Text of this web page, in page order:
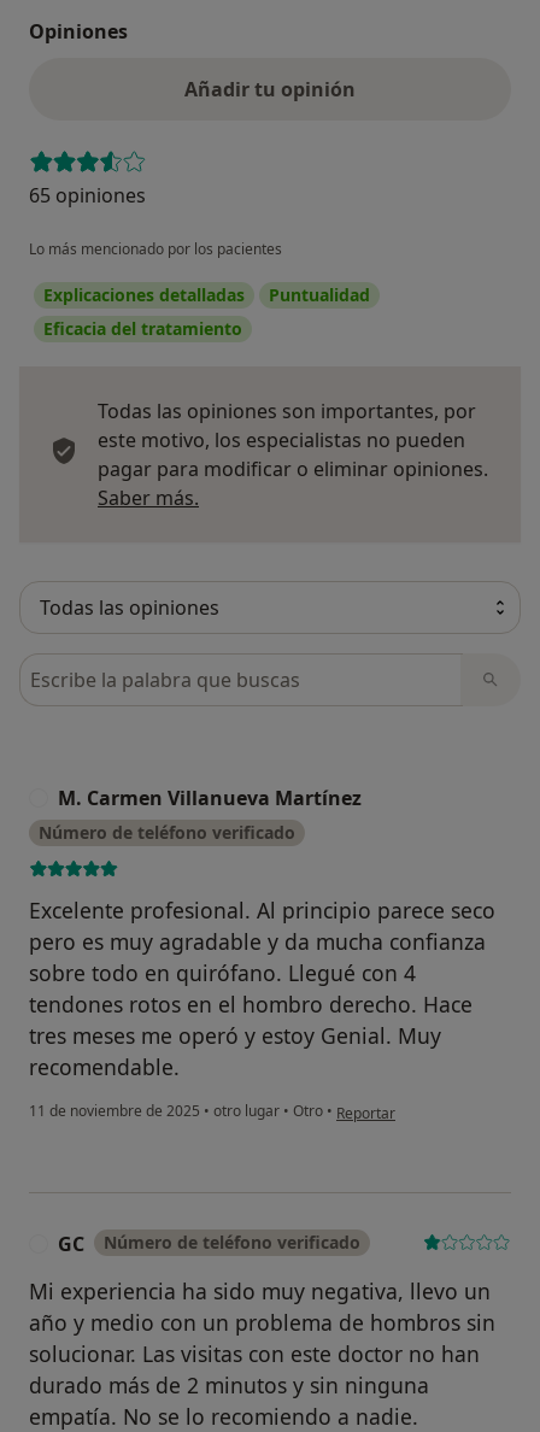
Opiniones
Añadir tu opinión
65 opiniones
Lo más mencionado por los pacientes
Explicaciones detalladas
Puntualidad
Eficacia del tratamiento
Todas las opiniones son importantes, por
este motivo, los especialistas no pueden
pagar para modificar o eliminar opiniones.
Saber más.
Busca en opiniones
M. Carmen Villanueva Martínez
Número de teléfono verificado
Excelente profesional. Al principio parece seco
pero es muy agradable y da mucha confianza
sobre todo en quirófano. Llegué con 4
tendones rotos en el hombro derecho. Hace
tres meses me operó y estoy Genial. Muy
recomendable.
11 de noviembre de 2025 • otro lugar • Otro • en opinión del usuario M.
Reportar
GC Número de teléfono verificado
Mi experiencia ha sido muy negativa, llevo un
año y medio con un problema de hombros sin
solucionar. Las visitas con este doctor no han
durado más de 2 minutos y sin ninguna
empatía. No se lo recomiendo a nadie.